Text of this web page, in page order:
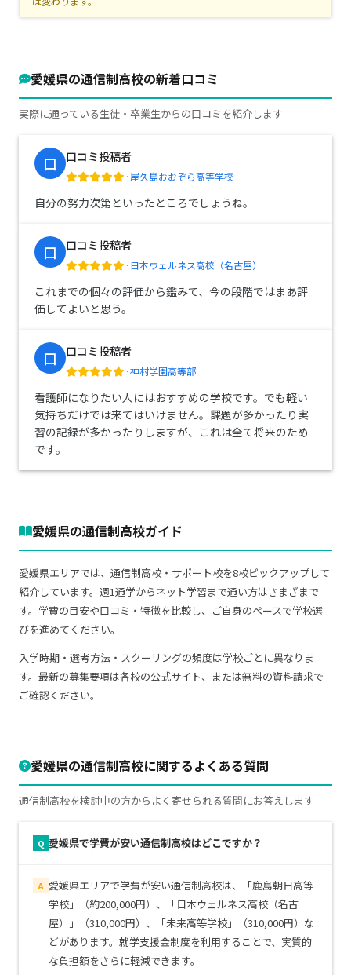
愛媛県の通信制高校の新着口コミ
実際に通っている生徒・卒業生からの口コミを紹介します
口 口コミ投稿者
· 屋久島おおぞら高等学校
自分の努力次第といったところでしょうね。
口 口コミ投稿者
· 日本ウェルネス高校（名古屋）
これまでの個々の評価から鑑みて、今の段階ではまあ評
価してよいと思う。
口 口コミ投稿者
·神村学園高等部
看護師になりたい人にはおすすめの学校です。でも軽い
気持ちだけでは来てはいけません。課題が多かったり実
習の記録が多かったりしますが、これは全て将来のため
です。
愛媛県の通信制高校ガイド
愛媛県エリアでは、通信制高校・サポート校を8校ピックアップして
紹介しています。週1通学からネット学習まで通い方はさまざまで
す。学費の目安や口コミ・特徴を比較し、ご自身のペースで学校選
びを進めてください。
入学時期・選考方法・スクーリングの頻度は学校ごとに異なりま
す。最新の募集要項は各校の公式サイト、または無料の資料請求で
ご確認ください。
愛媛県の通信制高校に関するよくある質問
通信制高校を検討中の方からよく寄せられる質問にお答えします
Q 愛媛県で学費が安い通信制高校はどこですか？
A 愛媛県エリアで学費が安い通信制高校は、「鹿島朝日高等
学校」（約200,000円）、「日本ウェルネス高校（名古
屋）」（310,000円）、「未来高等学校」（310,000円）な
どがあります。就学支援金制度を利用することで、実質的
な負担額をさらに軽減できます。